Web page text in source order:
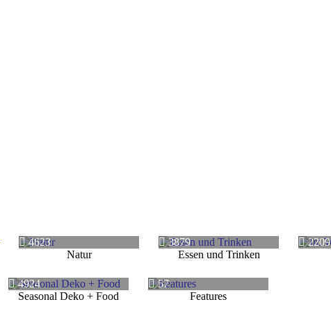
4623
Natur
3879
Essen und Trinken
2209
4924
Seasonal Deko + Food
57
Features